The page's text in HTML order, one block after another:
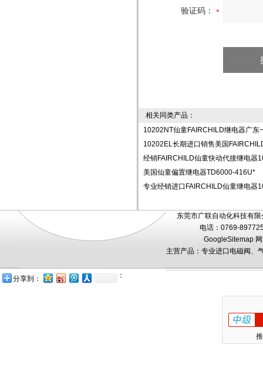
验证码：
相关同类产品：
10202NT仙童FAIRCHILD继电器广东
10202EL长期进口销售美国
经销FAIRCHILD仙童快动代接继电器
美国仙童偏置继电器TD6000-416U*
专业经销进口FAIRCHILD仙童继电器
东莞市广联自动化科技有
电话：0769-
GoogleSitemap
主营产品：专业进口电磁阀、
：
分享到：